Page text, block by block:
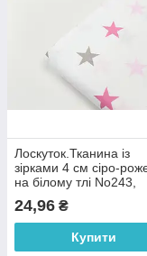
Лоскуток.Тканина із
зірками 4 см сіро-
на білому тлі No243,
20*160 см
24,96 ₴
Купити